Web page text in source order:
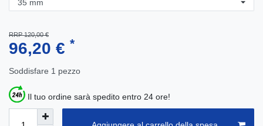
RRP 120,00 €
96,20 € *
Soddisfare 1 pezzo
Il tuo ordine sarà spedito entro 24 ore!